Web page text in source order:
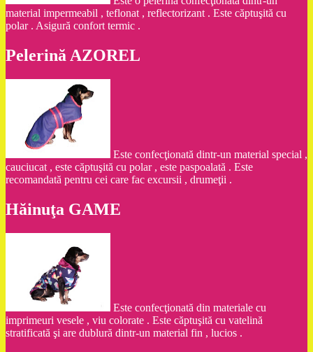
material impermeabil , teflonat , reflectorizant . Este căptuşită cu
polar . Asigură confort termic .
Pelerină AZOREL
Este confecţionată dintr-un material special ,
cauciucat , este căptuşită cu polar , este paspoalată . Este
recomandată pentru cei care fac excursii , drumeţii .
Hăinuţa GAME
Este confecţionată din materiale cu
imprimeuri vesele , viu colorate . Este căptuşită cu vatelină
stratificată şi are dublură dintr-un material fin , lucios .